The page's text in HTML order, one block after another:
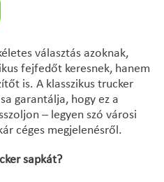
választás azoknak,
fejfedőt keresnek, hanem
is. A klasszikus trucker
garantálja, hogy ez a
– legyen szó városi
céges megjelenésről.
sapkát?